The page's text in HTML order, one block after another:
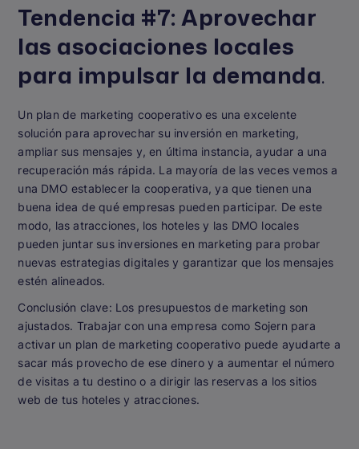
Tendencia #7: Aprovechar
las asociaciones locales
para impulsar la demanda.
Un plan de marketing cooperativo es una excelente
solución para aprovechar su inversión en marketing,
ampliar sus mensajes y, en última instancia, ayudar a una
recuperación más rápida. La mayoría de las veces vemos a
una DMO establecer la cooperativa, ya que tienen una
buena idea de qué empresas pueden participar. De este
modo, las atracciones, los hoteles y las DMO locales
pueden juntar sus inversiones en marketing para probar
nuevas estrategias digitales y garantizar que los mensajes
estén alineados.
Conclusión clave: Los presupuestos de marketing son
ajustados. Trabajar con una empresa como Sojern para
activar un plan de marketing cooperativo puede ayudarte a
sacar más provecho de ese dinero y a aumentar el número
de visitas a tu destino o a dirigir las reservas a los sitios
web de tus hoteles y atracciones.